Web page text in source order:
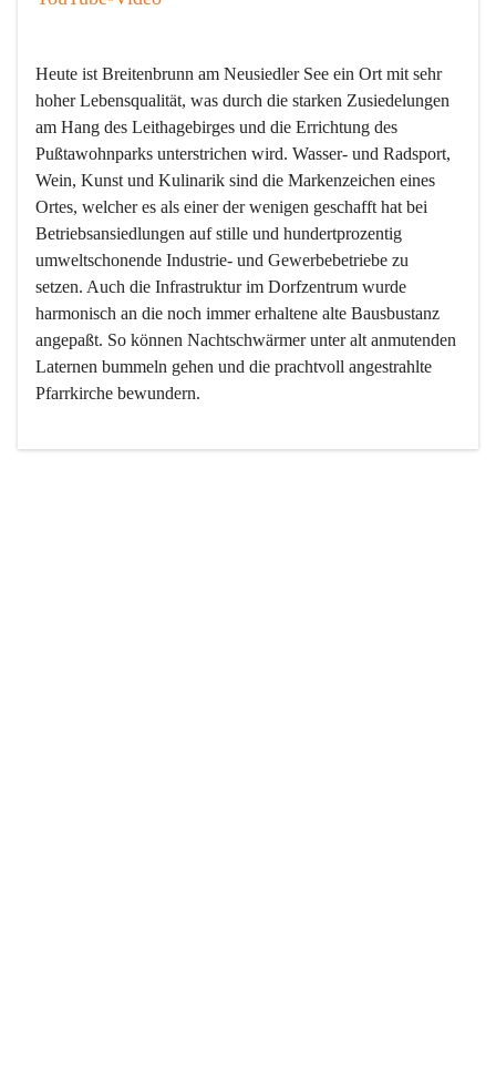
Heute ist Breitenbrunn am Neusiedler See ein Ort mit sehr
hoher Lebensqualität, was durch die starken Zusiedelungen
am Hang des Leithagebirges und die Errichtung des
Pußtawohnparks unterstrichen wird. Wasser- und Radsport,
Wein, Kunst und Kulinarik sind die Markenzeichen eines
Ortes, welcher es als einer der wenigen geschafft hat bei
Betriebsansiedlungen auf stille und hundertprozentig
umweltschonende Industrie- und Gewerbebetriebe zu
setzen. Auch die Infrastruktur im Dorfzentrum wurde
harmonisch an die noch immer erhaltene alte Bausbustanz
angepaßt. So können Nachtschwärmer unter alt anmutenden
Laternen bummeln gehen und die prachtvoll angestrahlte
Pfarrkirche bewundern.
Der Weinbau dominert heute nicht mehr, ist aber integrativer